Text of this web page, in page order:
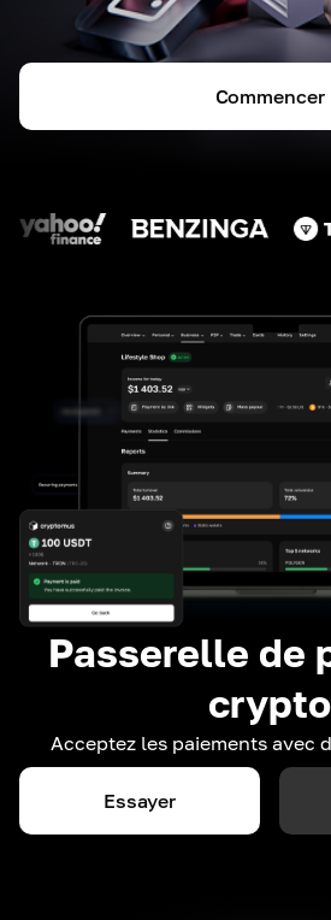
Commencer
Passerelle de
crypto
Acceptez les paiements avec
Essayer